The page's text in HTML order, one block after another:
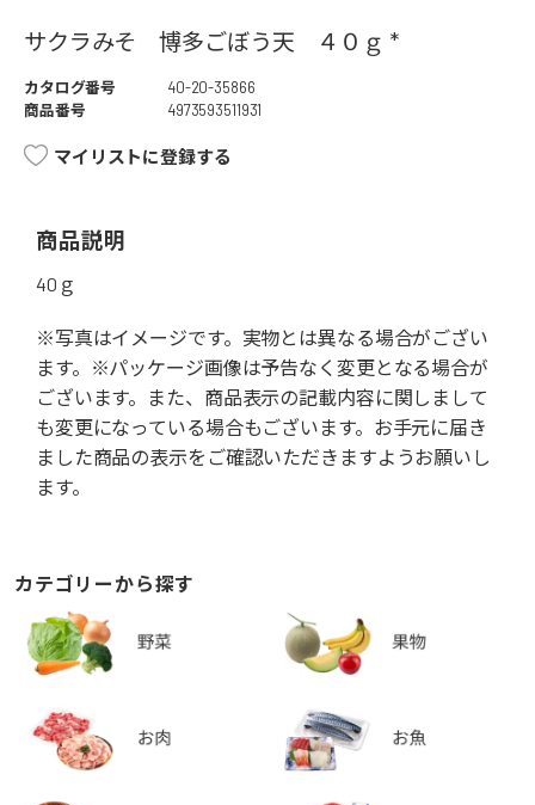
サクラみそ 博多ごぼう天 ４０ｇ *
カタログ番号
40-20-35866
商品番号
4973593511931
マイリストに登録する
商品説明
40ｇ
※写真はイメージです。実物とは異なる場合がござい
ます。※パッケージ画像は予告なく変更となる場合が
ございます。また、商品表示の記載内容に関しまして
も変更になっている場合もございます。お手元に届き
ました商品の表示をご確認いただきますようお願いし
ます。
カテゴリーから探す